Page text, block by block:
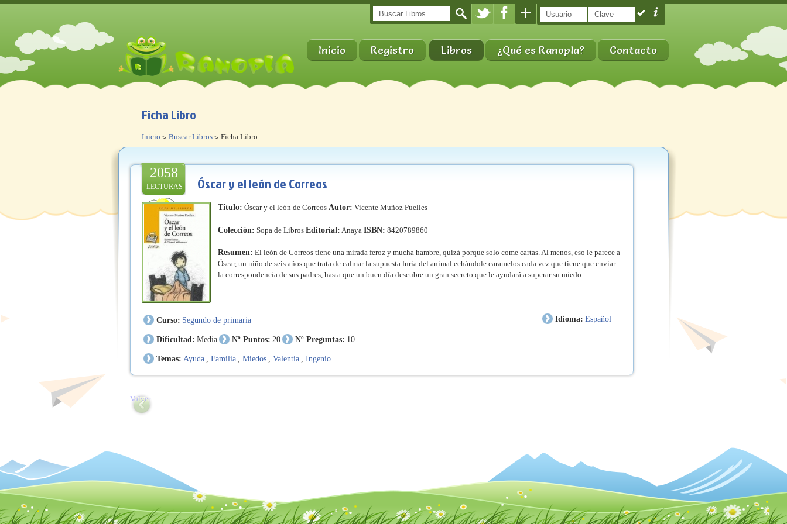
Inicio Registro Libros ¿Qué es Ranopla? Contacto
Ficha Libro
Inicio Buscar Libros Ficha Libro
2058
LECTURAS Óscar y el león de Correos
Título: Óscar y el león de Correos Autor: Vicente Muñoz Puelles
Colección: Sopa de Libros Editorial: Anaya ISBN: 8420789860
Resumen: El león de Correos tiene una mirada feroz y mucha hambre, quizá porque solo come cartas. Al menos, eso le parece a
Óscar, un niño de seis años que trata de calmar la supuesta furia del animal echándole caramelos cada vez que tiene que enviar
la correspondencia de sus padres, hasta que un buen día descubre un gran secreto que le ayudará a superar su miedo.
Curso: Segundo de primaria Idioma: Español
Dificultad: Media Nº Puntos: 20 Nº Preguntas: 10
Temas: Ayuda ,Familia ,Miedos ,Valentía ,Ingenio
Volver